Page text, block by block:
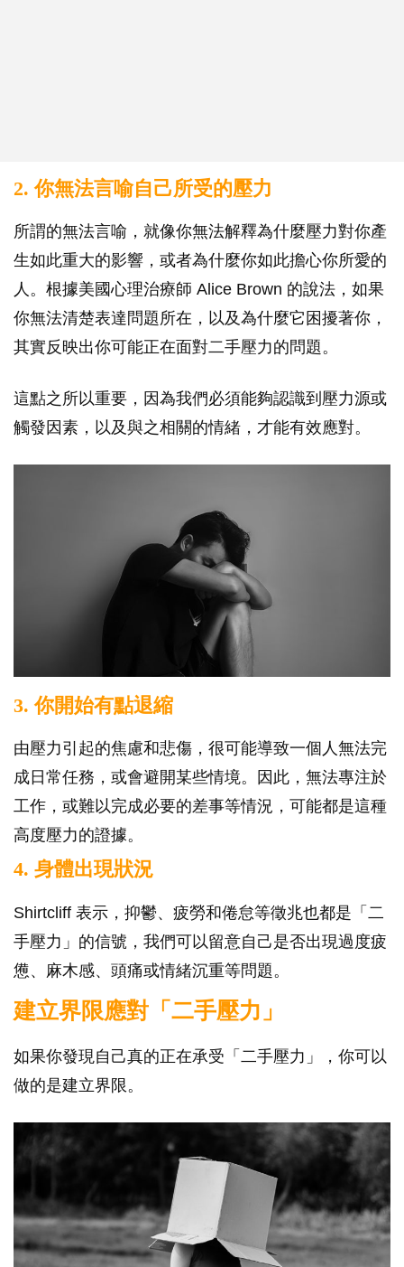
2. 你無法言喻自己所受的壓力
所謂的無法言喻，就像你無法解釋為什麼壓力對你產
生如此重大的影響，或者為什麼你如此擔心你所愛的
人。根據美國心理治療師 Alice Brown 的說法，如果
你無法清楚表達問題所在，以及為什麼它困擾著你，
其實反映出你可能正在面對二手壓力的問題。
這點之所以重要，因為我們必須能夠認識到壓力源或
觸發因素，以及與之相關的情緒，才能有效應對。
3. 你開始有點退縮
由壓力引起的焦慮和悲傷，很可能導致一個人無法完
成日常任務，或會避開某些情境。因此，無法專注於
工作，或難以完成必要的差事等情況，可能都是這種
高度壓力的證據。
4. 身體出現狀況
Shirtcliff 表示，抑鬱、疲勞和倦怠等徵兆也都是「二
手壓力」的信號，我們可以留意自己是否出現過度疲
憊、麻木感、頭痛或情緒沉重等問題。
建立界限應對「二手壓力」
如果你發現自己真的正在承受「二手壓力」，你可以
做的是建立界限。